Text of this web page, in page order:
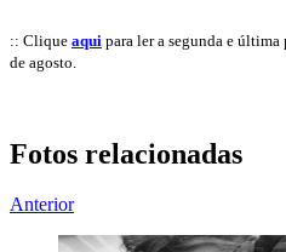
:: Clique aqui para ler a segunda e
de agosto.
Fotos relacionadas
Anterior